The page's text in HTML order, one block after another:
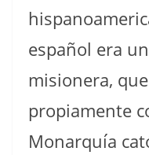
español era
misionera,
propiamente
Monarquía